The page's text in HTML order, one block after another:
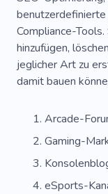
Compliance-
hinzufügen,
jeglicher Art zu
damit bauen
Arcade-
Gaming-
eSports-